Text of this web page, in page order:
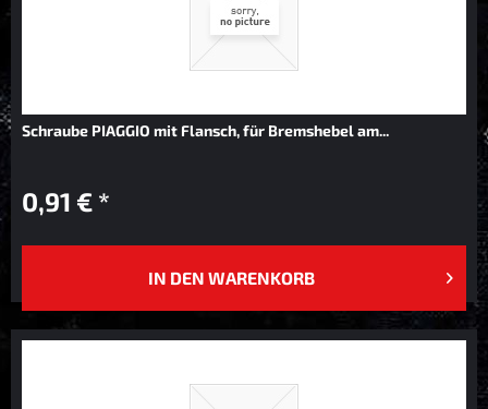
Schraube PIAGGIO mit Flansch, für Bremshebel am...
0,91 € *
IN DEN WARENKORB